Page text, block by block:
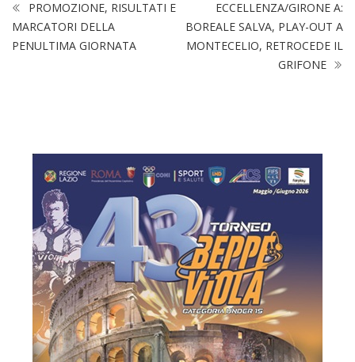
PROMOZIONE, RISULTATI E
MARCATORI DELLA
PENULTIMA GIORNATA
ECCELLENZA/GIRONE A:
BOREALE SALVA, PLAY-OUT A
MONTECELIO, RETROCEDE IL
GRIFONE